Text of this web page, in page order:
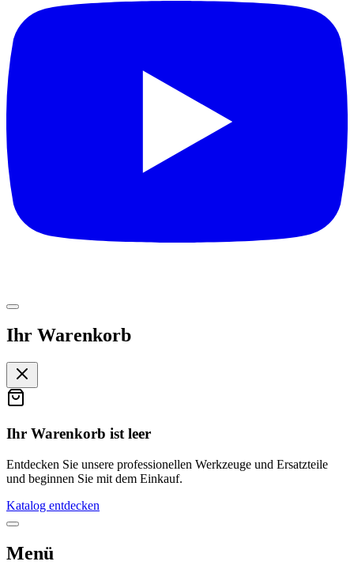
Ihr Warenkorb
Ihr Warenkorb ist leer
Entdecken Sie unsere professionellen Werkzeuge und Ersatzteile
und beginnen Sie mit dem Einkauf.
Katalog entdecken
Menü